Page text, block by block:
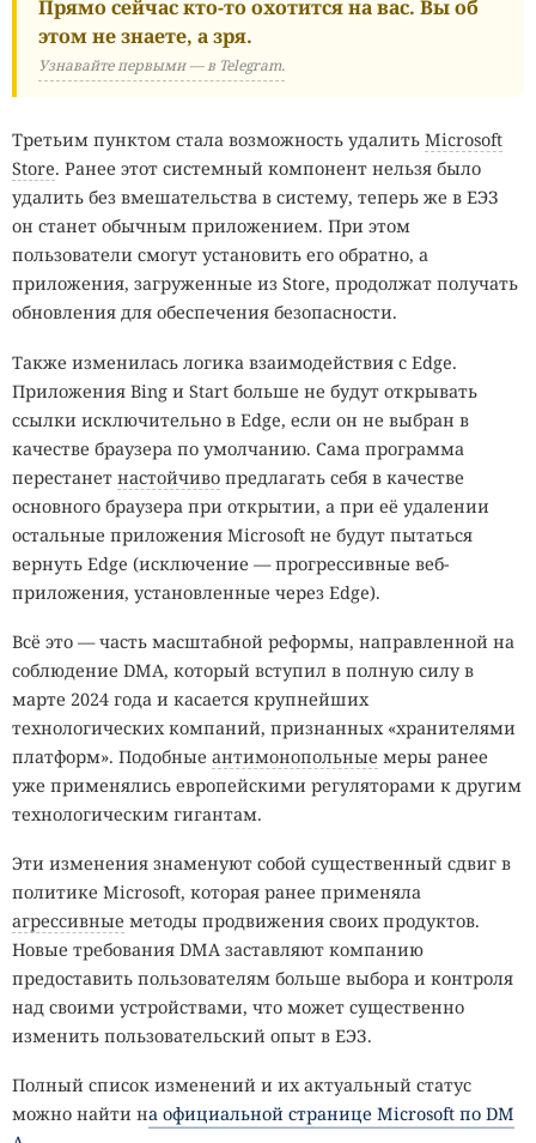
Прямо сейчас кто-то охотится на вас. Вы об
этом не знаете, а зря.
Узнавайте первыми — в Telegram.
Третьим пунктом стала возможность удалить Microsoft
Store. Ранее этот системный компонент нельзя было
удалить без вмешательства в систему, теперь же в ЕЭЗ
он станет обычным приложением. При этом
пользователи смогут установить его обратно, а
приложения, загруженные из Store, продолжат получать
обновления для обеспечения безопасности.
Также изменилась логика взаимодействия с Edge.
Приложения Bing и Start больше не будут открывать
ссылки исключительно в Edge, если он не выбран в
качестве браузера по умолчанию. Сама программа
перестанет настойчиво предлагать себя в качестве
основного браузера при открытии, а при её удалении
остальные приложения Microsoft не будут пытаться
вернуть Edge (исключение — прогрессивные веб-
приложения, установленные через Edge).
Всё это — часть масштабной реформы, направленной на
соблюдение DMA, который вступил в полную силу в
марте 2024 года и касается крупнейших
технологических компаний, признанных «хранителями
платформ». Подобные антимонопольные меры ранее
уже применялись европейскими регуляторами к другим
технологическим гигантам.
Эти изменения знаменуют собой существенный сдвиг в
политике Microsoft, которая ранее применяла
агрессивные методы продвижения своих продуктов.
Новые требования DMA заставляют компанию
предоставить пользователям больше выбора и контроля
над своими устройствами, что может существенно
изменить пользовательский опыт в ЕЭЗ.
Полный список изменений и их актуальный статус
можно найти на официальной странице Microsoft по DM